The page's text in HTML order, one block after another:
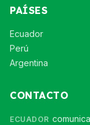
PAÍSES
Ecuador
Perú
Argentina
CONTACTO
ECUADOR